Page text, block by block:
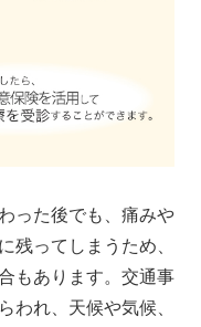
った後でも、痛みや
残ってしまうため、
もあります。交通事
われ、天候や気候、